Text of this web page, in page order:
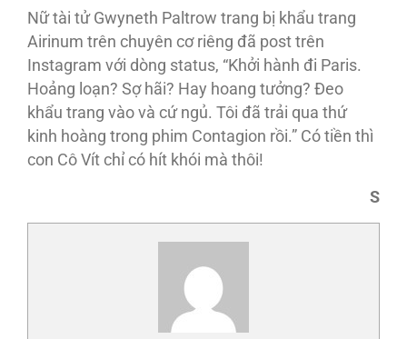
Nữ tài tử Gwyneth Paltrow trang bị khẩu trang
Airinum trên chuyên cơ riêng đã post trên
Instagram với dòng status, “Khởi hành đi Paris.
Hoảng loạn? Sợ hãi? Hay hoang tưởng? Ðeo
khẩu trang vào và cứ ngủ. Tôi đã trải qua thứ
kinh hoàng trong phim Contagion rồi.” Có tiền thì
con Cô Vít chỉ có hít khói mà thôi!
S